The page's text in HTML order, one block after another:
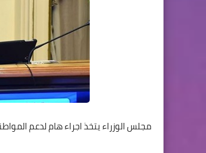
مجلس الوزراء يتخذ اجراء هام لدعم